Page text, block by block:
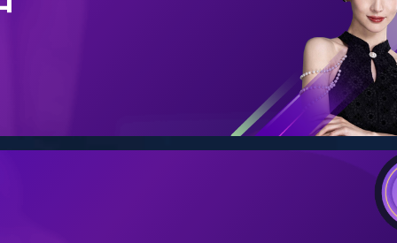
本站乐鱼（中国）
学院新闻